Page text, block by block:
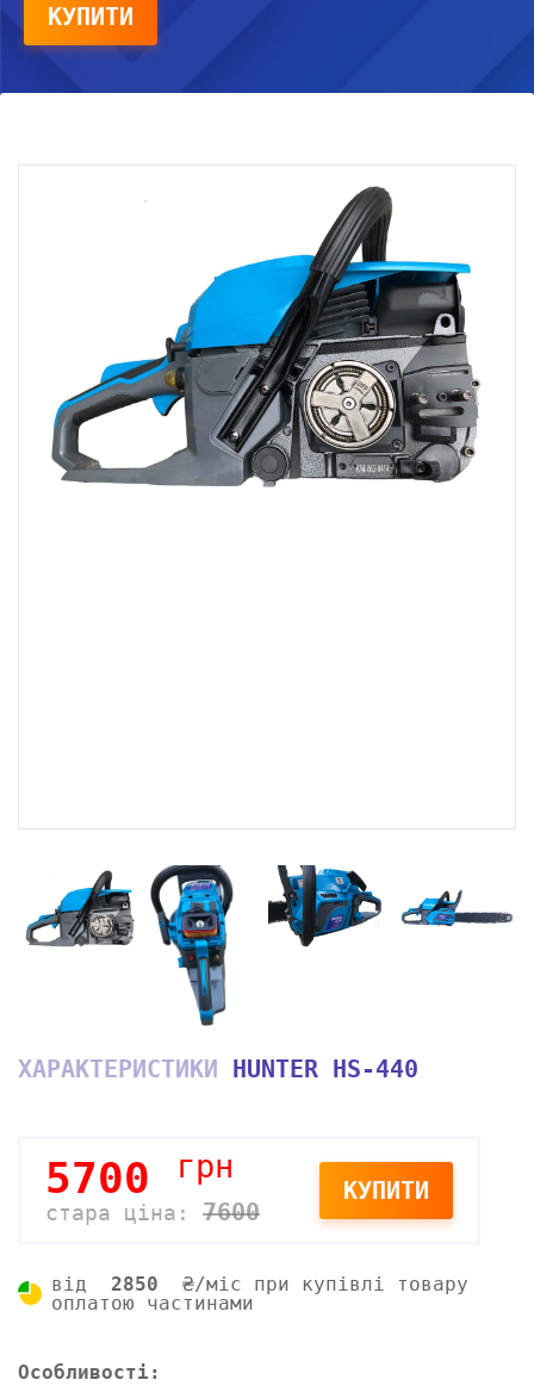
КУПИТИ
ХАРАКТЕРИСТИКИ HUNTER HS-440
5700 грн
стара ціна: 7600
КУПИТИ
від 2850
₴/міс при купівлі товару
оплатою частинами
Особливості: